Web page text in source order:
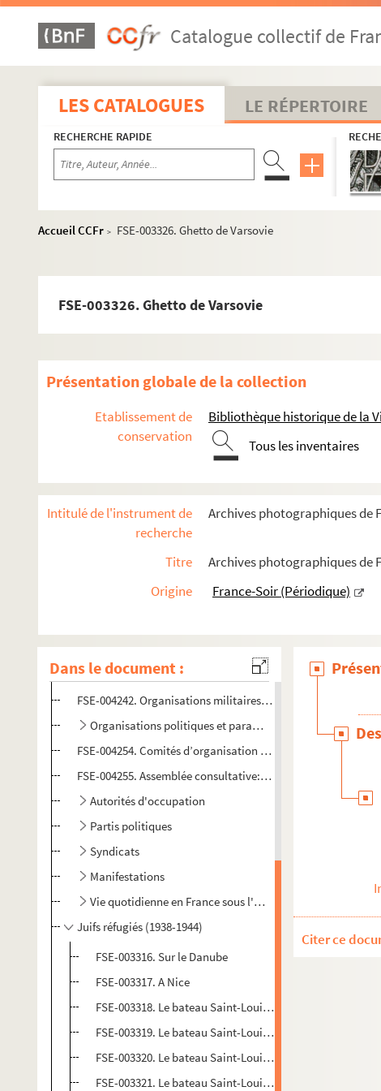
Catalogue collectif de
LES CATALOGUES LE RÉPERTOIRE
RECHERCHE RAPIDE
Accueil CCFr >
FSE-003326. Ghetto de Varsovie
FSE-003326. Ghetto de Varsovie
Présentation globale de la collection
Etablissement de
conservation
Bibliothèque historique de la
Tous les inventaires
Intitulé de l'instrument de
recherche
Archives photographiques de
Titre
Archives photographiques de
Origine
France-Soir (Périodique)
Dans le document :
Entre-Deux-Guerres, 1918-1939
Gouvernements
Institutions nationales : la Garde Républicaine
Institutions militaires : l'Armée française
FSE-004240. Organisations militaires : la Légion Française
FSE-004241. Organisations militaires: la Légion étrangère
FSE-004242. Organisations militaires : la Légion impériale,
Organisations politiques et paramilitaires : la milice
FSE-004254. Comités d’organisation professionnels (16 août
FSE-004255. Assemblée consultative: Conseil national (mai
Autorités d'occupation
Partis politiques
Syndicats
Manifestations
Vie quotidienne en France sous l'Occupation
Juifs réfugiés (1938-1944)
FSE-003316. Sur le Danube
FSE-003317. A Nice
FSE-003318. Le bateau Saint-Louis à Cuba
FSE-003319. Le bateau Saint-Louis à Anvers
FSE-003320. Le bateau Saint-Louis en France
FSE-003321. Le bateau Saint-Louis en Angleterre
Citer ce